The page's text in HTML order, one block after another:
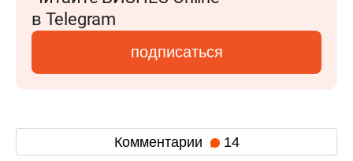
в Telegram
подписаться
Комментарии 14